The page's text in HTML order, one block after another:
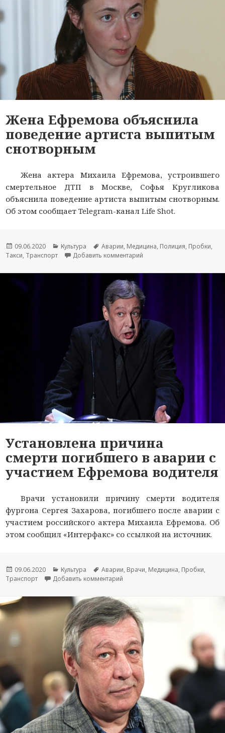
Жена Ефремова объяснила
поведение артиста выпитым
снотворным
Жена актера Михаила Ефремова, устроившего
смертельное ДТП в Москве, Софья Кругликова
объяснила поведение артиста выпитым снотворным.
Об этом сообщает Telegram-канал Life Shot.
Опубликовано
09.06.2020 Рубрики
Культура Метки
Аварии, Медицина, Полиция, Пробки,
Такси, Транспорт Добавить комментарий
Установлена причина
смерти погибшего в аварии с
участием Ефремова водителя
Врачи установили причину смерти водителя
фургона Сергея Захарова, погибшего после аварии с
участием российского актера Михаила Ефремова. Об
этом сообщил «Интерфакс» со ссылкой на источник.
Опубликовано
09.06.2020 Рубрики
Культура Метки
Аварии, Врачи, Медицина, Пробки,
Транспорт
Добавить комментарий